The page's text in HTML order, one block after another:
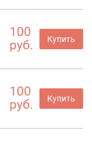
100
руб.
Купить
100
руб.
Купить